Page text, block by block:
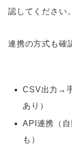
認してください。
連携の方式も確
CSV出力→
あり）
API連携（
も）